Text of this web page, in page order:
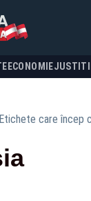
ECONOMIE
Etichete care încep